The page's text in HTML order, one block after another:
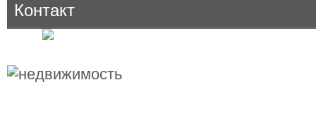
Контакт